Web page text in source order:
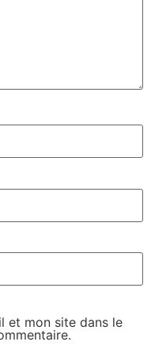
et mon site dans le